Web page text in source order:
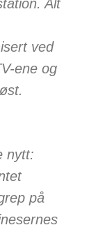
Alt
ved
ene og
nytt:
på